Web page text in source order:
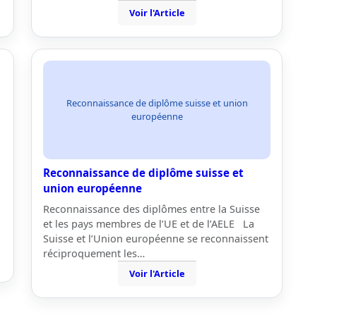
Voir l'Article
Reconnaissance de diplôme suisse et union
européenne
Reconnaissance de diplôme suisse et
union européenne
Reconnaissance des diplômes entre la Suisse
et les pays membres de l’UE et de l’AELE La
Suisse et l’Union européenne se reconnaissent
réciproquement les…
Voir l'Article